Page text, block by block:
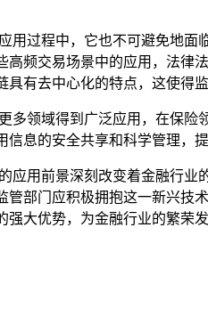
过程中，它也不可避免地
频交易场景中的应用，法
有去中心化的特点，这使得
多领域得到广泛应用，在保
息的安全共享和科学管理，
用前景深刻改变着金融行
部门应积极拥抱这一新兴
大优势，为金融行业的繁荣